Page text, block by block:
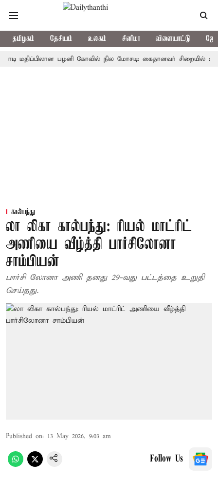
தமிழகம் தேசியம் உலகம் சினிமா விளையாட்டு
பழனி கோவில் நில மோசடி: கைதானவர் சிறையில் உயிரிழப்பு
கால்பந்து
லா லிகா கால்பந்து: ரியல் மாட்ரிட்
அணியை வீழ்த்தி பார்சிலோனா
சாம்பியன்
பார்சி லோனா அணி தனது 29-வது பட்டத்தை உறுதி
செய்தது.
Published on: 13 May 2026, 9:03 am
Follow Us